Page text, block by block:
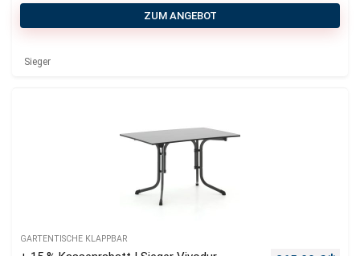
ZUM ANGEBOT
Sieger
GARTENTISCHE KLAPPBAR